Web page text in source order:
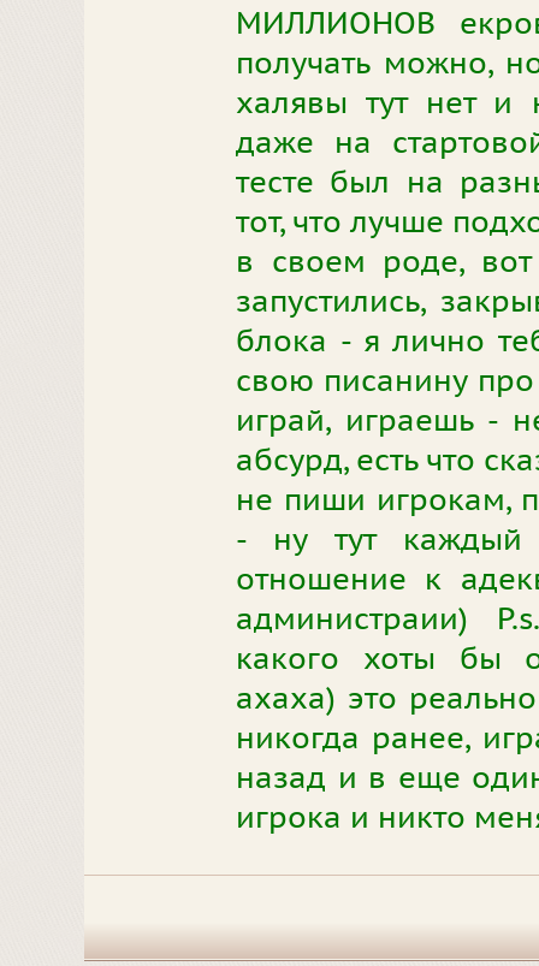
МИЛЛИОНОВ
получать можно,
халявы тут нет и
даже на
тесте был на
тот, что лучше
в своем роде,
запустились,
блока - я лично
свою писанину про
играй, играешь -
абсурд, есть что
не пиши игрокам,
- ну тут каждый
отношение к
администраии)
какого хоты бы
ахаха) это
никогда ранее,
назад и в еще
игрока и никто